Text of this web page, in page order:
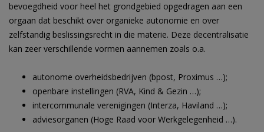
bevoegdheid voor heel het grondgebied opgedragen aan een
orgaan dat beschikt over organieke autonomie en over
zelfstandig beslissingsrecht in die materie. Deze decentralisatie
kan zeer verschillende vormen aannemen zoals o.a.
autonome overheidsbedrijven (bpost, Proximus …);
openbare instellingen (RVA, Kind & Gezin …);
intercommunale verenigingen (Interza, Haviland …);
adviesorganen (Hoge Raad voor Werkgelegenheid …).